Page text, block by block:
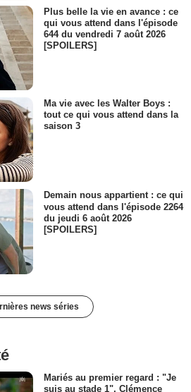
Plus belle la vie en avance : ce
qui vous attend dans l'épisode
644 du vendredi 7 août 2026
[SPOILERS]
Ma vie avec les Walter Boys :
tout ce qui vous attend dans la
saison 3
Demain nous appartient : ce qui
vous attend dans l'épisode 2264
du jeudi 6 août 2026
[SPOILERS]
news séries
Mariés au premier regard : "Je
suis au stade 1", Clémence